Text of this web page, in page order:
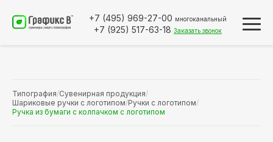
+7 (495) 969-27-00 многоканальный
+7 (925) 517-63-18 Заказать звонок
Типография/Сувенирная продукция/
Шариковые ручки с логотипом/Ручки с логотипом/
Ручка из бумаги с колпачком с логотипом